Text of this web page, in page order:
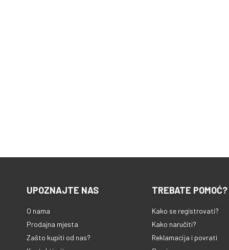
UPOZNAJTE NAS
O nama
Prodajna mjesta
Zašto kupiti od nas?
TREBATE POMOĆ?
Kako se registrovati?
Kako naručiti?
Reklamacija i povrati